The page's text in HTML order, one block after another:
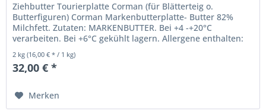
Ziehbutter Tourierplatte Corman (für Blätterteig o.
Butterfiguren) Corman Markenbutterplatte- Butter 82%
Milchfett. Zutaten: MARKENBUTTER. Bei +4 -+20°C
verarbeiten. Bei +6°C gekühlt lagern. Allergene enthalten:
2 kg(16,00 € * / 1 kg)
32,00 € *
Merken